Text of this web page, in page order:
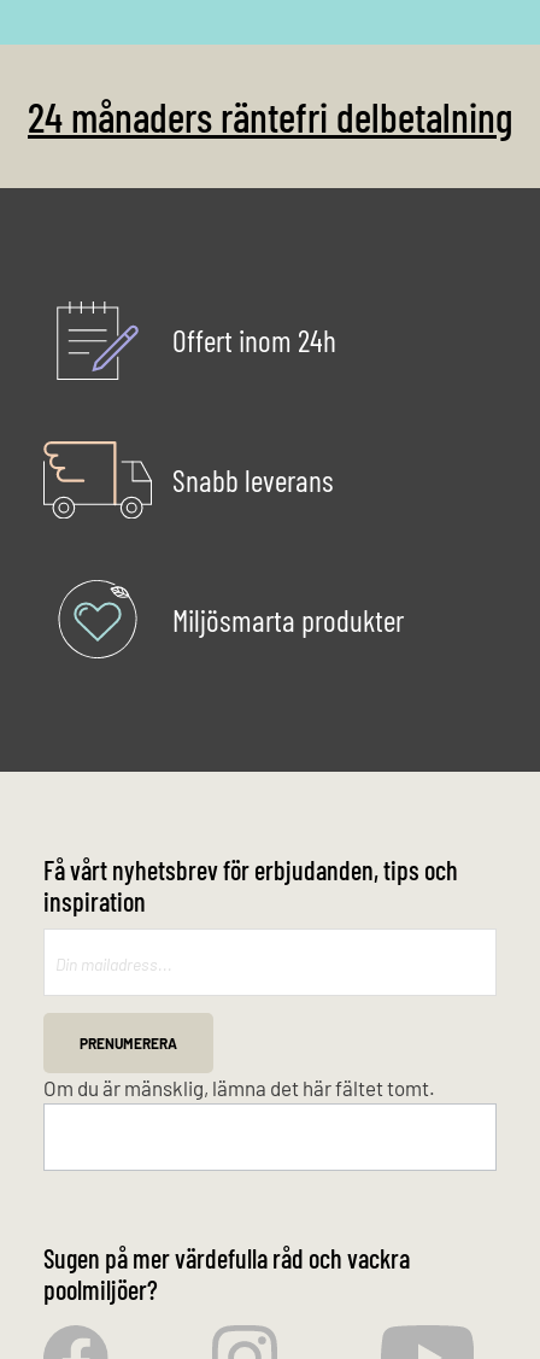
24 månaders räntefri delbetalning
Offert inom 24h
Snabb leverans
Miljösmarta produkter
Få vårt nyhetsbrev för erbjudanden, tips och
inspiration
PRENUMERERA
Om du är mänsklig, lämna det här fältet tomt.
Sugen på mer värdefulla råd och vackra
poolmiljöer?